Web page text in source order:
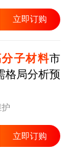
立即订购
子材料市
格局分析预
立即订购